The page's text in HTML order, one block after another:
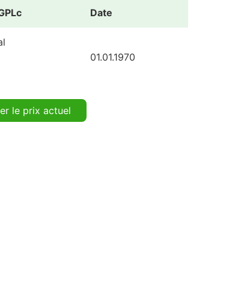
Date
01.01.1970
le prix actuel